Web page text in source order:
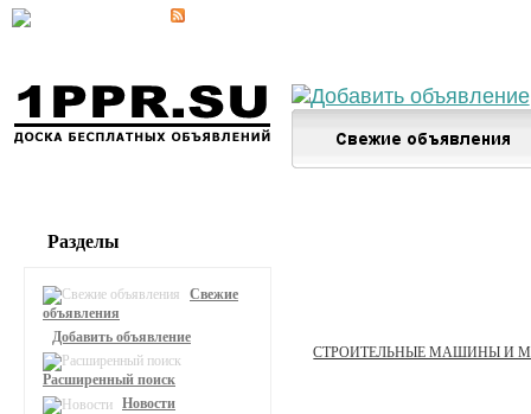
СТРОИТЕЛЬНЫЕ МАШИНЫ И
Разделы
Свежие
объявления
Добавить объявление
Расширенный поиск
Новости